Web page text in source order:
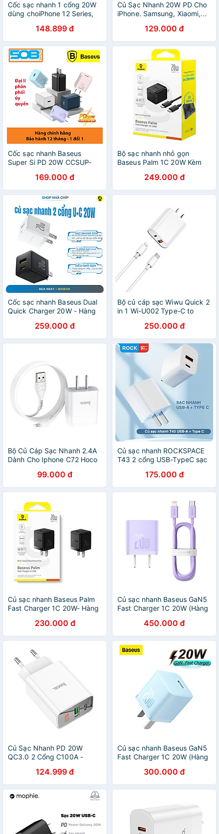
Cốc sạc nhanh 1 cổng 20W
dùng choiPhone 12 Series,
Hàng chính hãng
148.899 đ
Củ Sạc Nhanh 20W PD Cho
iPhone. Samsung, Xiaomi,...
Nhanh, Siêu Bền - Cho
iPhone
8/8P/X/XS/XSMAX/11/12/13/
- HÀNG CHÍNH HÃNG
129.000 đ
Cốc sạc nhanh Baseus
Super Si PD 20W CCSUP-
nhiên) HÀNG CHÍNH HÃNG
169.000 đ
Bộ sạc nhanh nhỏ gọn
Baseus Palm 1C 20W Kèm
Hàng chính hãng
249.000 đ
Cốc sạc nhanh Baseus Dual
Quick Charger 20W - Hàng
259.000 đ
Bộ củ cáp sạc Wiwu Quick 2
in 1 Wi-U002 Type-C to
minh, sạc nhanh 20W, có
chip thông minh bảo vệ an
toàn sạc - Hàng chính hãng
250.000 đ
Bộ Củ Cáp Sạc Nhanh 2.4A
Dành Cho Iphone C72 Hoco
99.000 đ
Củ sạc nhanh ROCKSPACE
T43 2 cổng USB-TypeC sạc
- Bảo hành 12 tháng
175.000 đ
Củ sạc nhanh Baseus Palm
Fast Charger 1C 20W- Hàng
230.000 đ
Củ sạc nhanh Baseus GaN5
Fast Charger 1C 20W (Hàng
450.000 đ
Củ Sạc Nhanh PD 20W
QC3.0 2 Cổng C100A -
124.999 đ
Củ sạc nhanh Baseus GaN5
Fast Charger 1C 20W (Hàng
300.000 đ